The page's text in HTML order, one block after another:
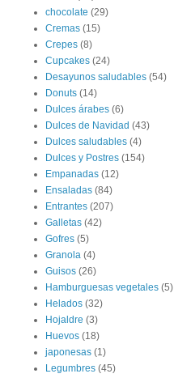
chocolate (29)
Cremas (15)
Crepes (8)
Cupcakes (24)
Desayunos saludables (54)
Donuts (14)
Dulces árabes (6)
Dulces de Navidad (43)
Dulces saludables (4)
Dulces y Postres (154)
Empanadas (12)
Ensaladas (84)
Entrantes (207)
Galletas (42)
Gofres (5)
Granola (4)
Guisos (26)
Hamburguesas vegetales (5)
Helados (32)
Hojaldre (3)
Huevos (18)
japonesas (1)
Legumbres (45)